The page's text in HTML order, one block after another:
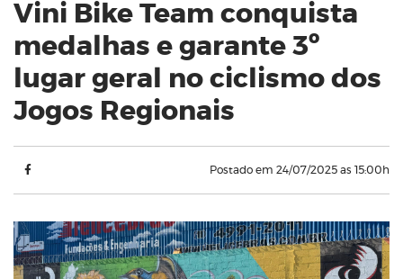
Blog
Vini Bike Team conquista
medalhas e garante 3º
lugar geral no ciclismo dos
Jogos Regionais
Postado em 24/07/2025 as 15:00h